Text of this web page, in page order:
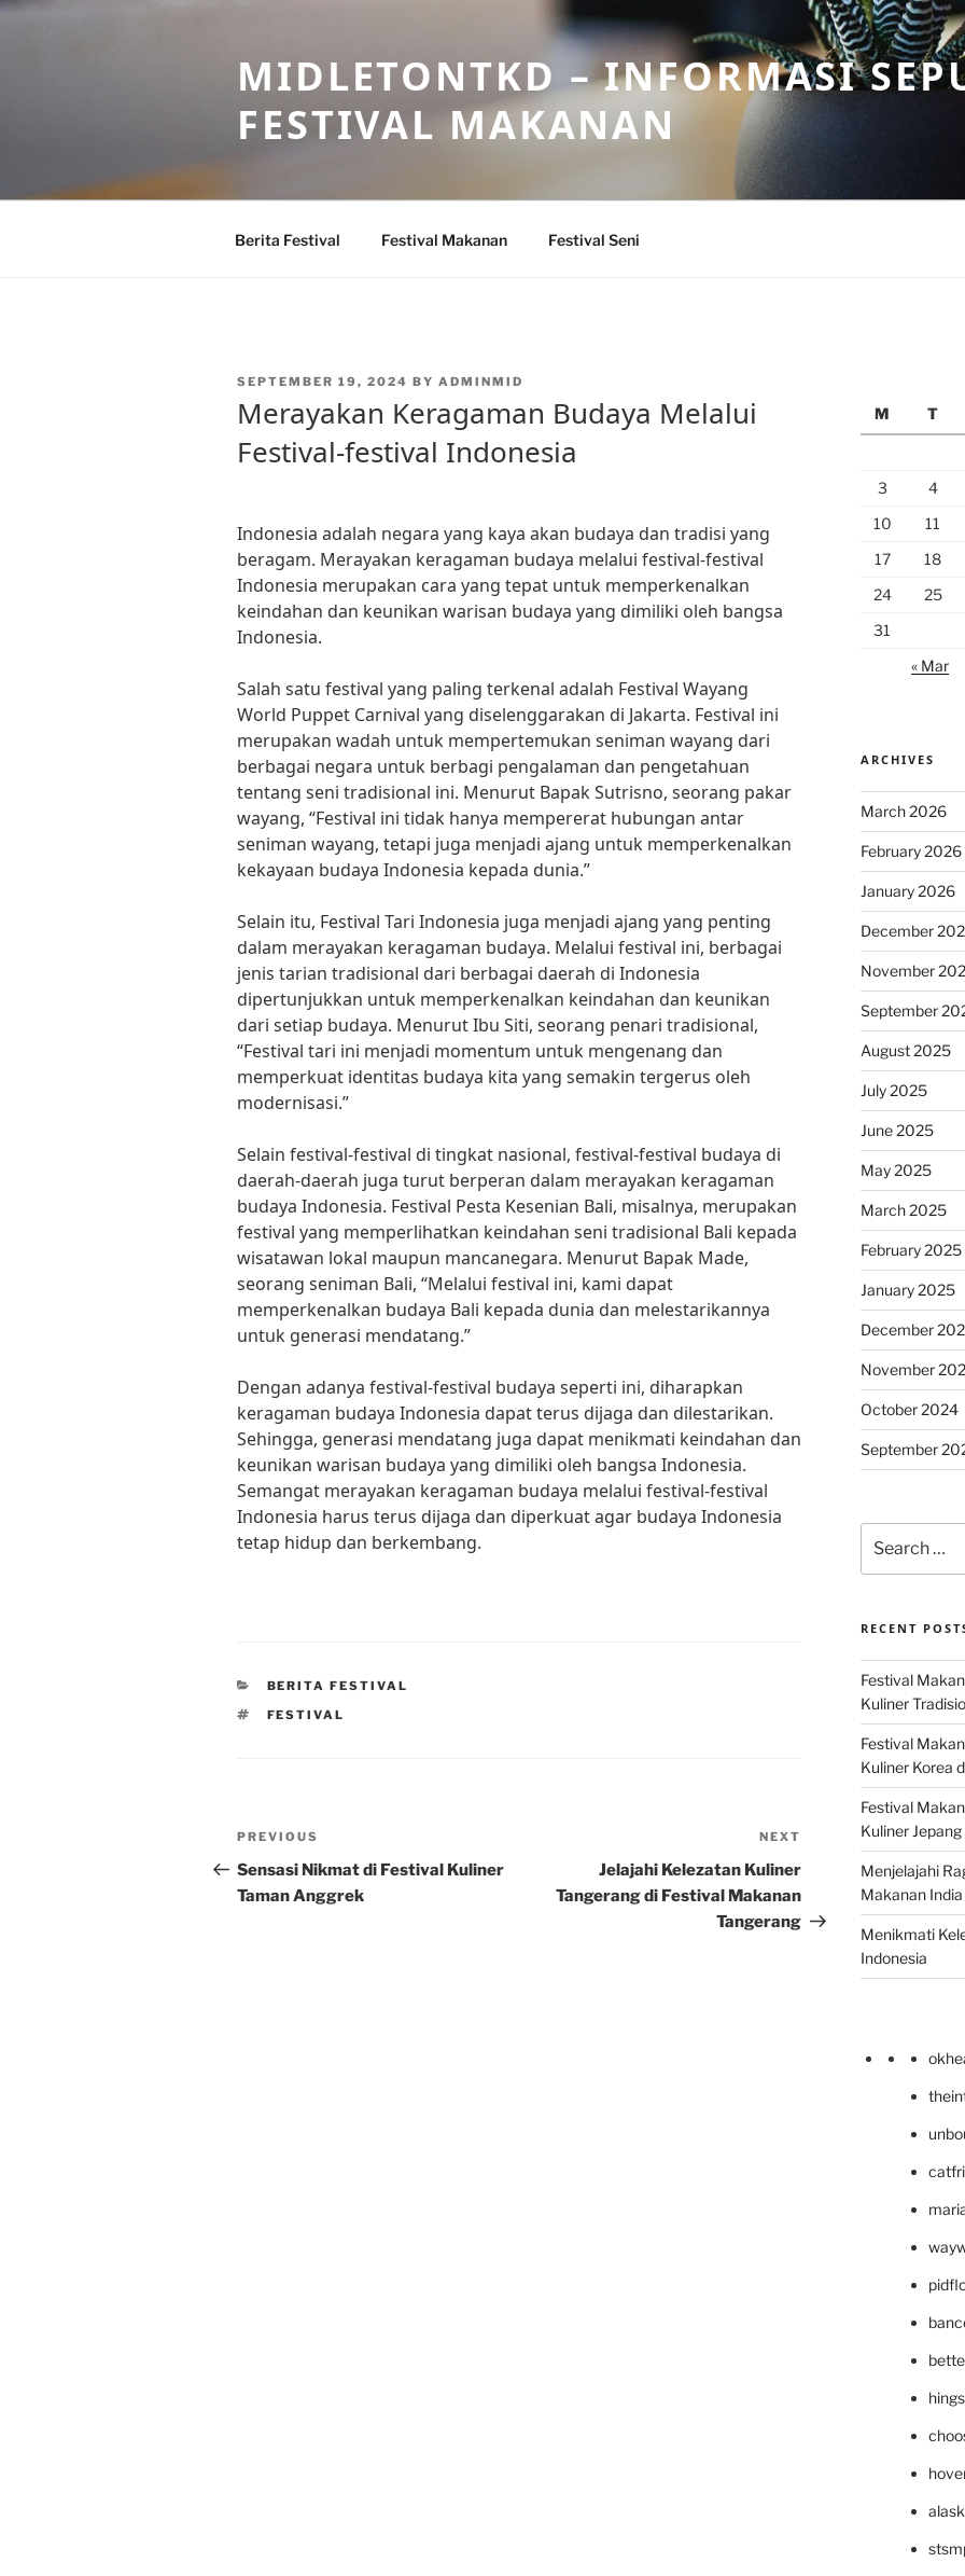
Skip
MIDLETONTKD – INFORMASI
FESTIVAL MAKANAN
Berita Festival Festival Makanan Festival Seni
POSTED
SEPTEMBER 19, 2024 BY ADMINMID
Merayakan Keragaman Budaya Melalui
Festival-festival Indonesia
Indonesia adalah negara yang kaya akan budaya dan tradisi yang
beragam. Merayakan keragaman budaya melalui festival-festival
Indonesia merupakan cara yang tepat untuk memperkenalkan
keindahan dan keunikan warisan budaya yang dimiliki oleh bangsa
Indonesia.
Salah satu festival yang paling terkenal adalah Festival Wayang
World Puppet Carnival yang diselenggarakan di Jakarta. Festival ini
merupakan wadah untuk mempertemukan seniman wayang dari
berbagai negara untuk berbagi pengalaman dan pengetahuan
tentang seni tradisional ini. Menurut Bapak Sutrisno, seorang pakar
wayang, “Festival ini tidak hanya mempererat hubungan antar
seniman wayang, tetapi juga menjadi ajang untuk memperkenalkan
kekayaan budaya Indonesia kepada dunia.”
Selain itu, Festival Tari Indonesia juga menjadi ajang yang penting
dalam merayakan keragaman budaya. Melalui festival ini, berbagai
jenis tarian tradisional dari berbagai daerah di Indonesia
dipertunjukkan untuk memperkenalkan keindahan dan keunikan
dari setiap budaya. Menurut Ibu Siti, seorang penari tradisional,
“Festival tari ini menjadi momentum untuk mengenang dan
memperkuat identitas budaya kita yang semakin tergerus oleh
modernisasi.”
Selain festival-festival di tingkat nasional, festival-festival budaya di
daerah-daerah juga turut berperan dalam merayakan keragaman
budaya Indonesia. Festival Pesta Kesenian Bali, misalnya, merupakan
festival yang memperlihatkan keindahan seni tradisional Bali kepada
wisatawan lokal maupun mancanegara. Menurut Bapak Made,
seorang seniman Bali, “Melalui festival ini, kami dapat
memperkenalkan budaya Bali kepada dunia dan melestarikannya
untuk generasi mendatang.”
Dengan adanya festival-festival budaya seperti ini, diharapkan
keragaman budaya Indonesia dapat terus dijaga dan dilestarikan.
Sehingga, generasi mendatang juga dapat menikmati keindahan dan
keunikan warisan budaya yang dimiliki oleh bangsa Indonesia.
Semangat merayakan keragaman budaya melalui festival-festival
Indonesia harus terus dijaga dan diperkuat agar budaya Indonesia
tetap hidup dan berkembang.
CATEGORIES
BERITA FESTIVAL
TAGS
FESTIVAL
Post
navigation
Previous
Post
PREVIOUS
Sensasi Nikmat di Festival Kuliner
Taman Anggrek
Post
NEXT
Jelajahi Kelezatan Kuliner
Tangerang di Festival Makanan
Tangerang
M
T
3
4
10
11
17
18
24
25
31
« Mar
ARCHIVES
March 2026
February 2026
January 2026
December
November
September
August 2025
July 2025
June 2025
May 2025
March 2025
February 2025
January 2025
December
November
October 2024
September
for:
RECENT
Festival
Kuliner
Festival
Kuliner Korea
Festival
Kuliner
Menjelajahi
Makanan
Menikmati
Indonesia